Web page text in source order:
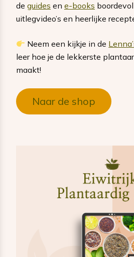
de guides en e-books
uitlegvideo’s en heerlijke
Neem een kijkje in de
leer hoe je de lekkerste
maakt!
Naar de shop